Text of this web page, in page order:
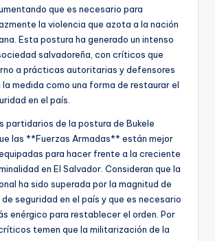
que es necesario para
la violencia que azota a la nación
Esta postura ha generado un intenso
salvadoreña, con críticos que
a prácticas autoritarias y defensores
la medida como una forma de restaurar el
en el país.
partidarios de la postura de Bukele
las **Fuerzas Armadas** están mejor
para hacer frente a la creciente
en El Salvador. Consideran que la
ha sido superada por la magnitud de
seguridad en el país y que es necesario
enérgico para restablecer el orden. Por
temen que la militarización de la